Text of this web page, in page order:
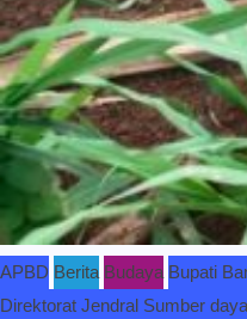
APBD Berita Budaya Bupati
Direktorat Jendral Sumber